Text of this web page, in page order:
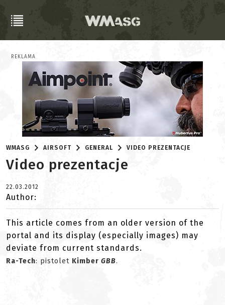
REKLAMA
WMASG AIRSOFT GENERAL VIDEO PREZENTACJE
Video prezentacje
22.03.2012
Author:
This article comes from an older version of the
portal and its display (especially images) may
deviate from current standards.
Ra-Tech: pistolet Kimber GBB.